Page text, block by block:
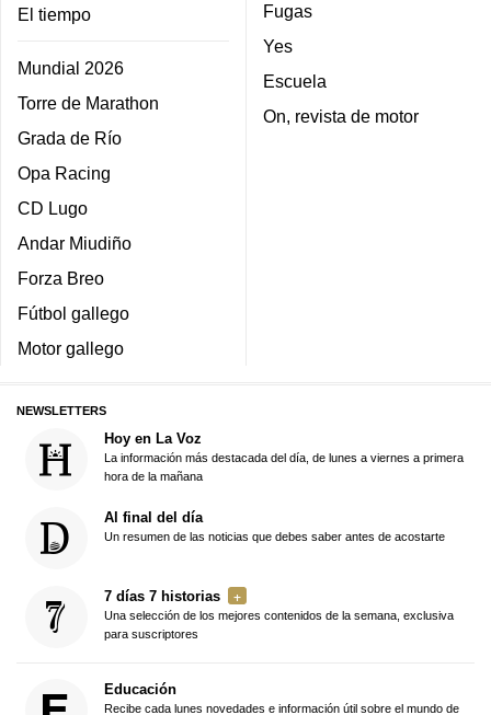
El tiempo
Mundial 2026
Torre de Marathon
Grada de Río
Opa Racing
CD Lugo
Andar Miudiño
Forza Breo
Fútbol gallego
Motor gallego
Fugas
Yes
Escuela
On, revista de motor
NEWSLETTERS
Hoy en La Voz
La información más destacada del día, de lunes a viernes a primera
hora de la mañana
Al final del día
Un resumen de las noticias que debes saber antes de acostarte
7 días 7 historias
Una selección de los mejores contenidos de la semana, exclusiva
para suscriptores
Educación
Recibe cada lunes novedades e información útil sobre el mundo de